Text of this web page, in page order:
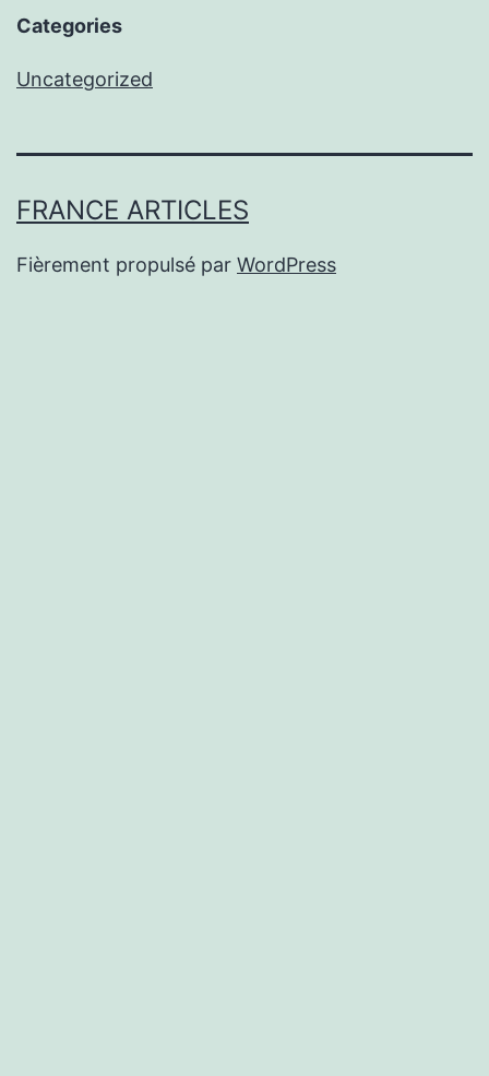
Categories
Uncategorized
FRANCE ARTICLES
Fièrement propulsé par WordPress